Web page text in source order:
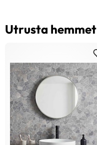
Utrusta hemmet